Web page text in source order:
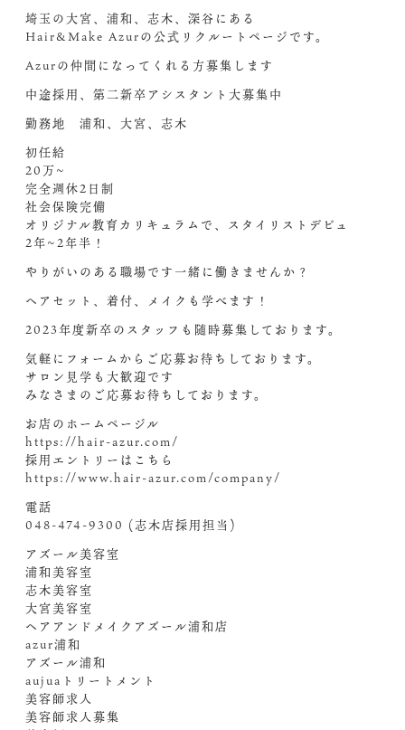
埼玉の大宮、浦和、志木、深谷にある
Hair&Make Azurの公式リクルートページです。
Azurの仲間になってくれる方募集します︎
中途採用、第二新卒アシスタント大募集中
勤務地 浦和、大宮、志木
初任給
20万~
完全週休2日制
社会保険完備
オリジナル教育カリキュラムで、スタイリストデビュ
2年~2年半！
やりがいのある職場です 一緒に働きませんか？
ヘアセット、着付、メイクも学べます！
2023年度新卒のスタッフも随時募集しております。
気軽にフォームからご応募お待ちしております。
サロン見学も大歓迎です
みなさまのご応募お待ちしております。
お店のホームページル
https://hair-azur.com/
採用エントリーはこちら
https://www.hair-azur.com/company/
電話
048-474-9300 (志木店採用担当)
アズール美容室
浦和美容室
志木美容室
大宮美容室
ヘアアンドメイクアズール浦和店
azur浦和
アズール浦和
aujuaトリートメント
美容師求人
美容師求人募集